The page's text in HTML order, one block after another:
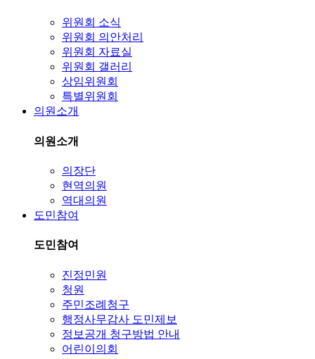
위원회 소식
위원회 의안처리
위원회 자료실
위원회 갤러리
상임위원회
특별위원회
의원소개
의원소개
의장단
현역의원
역대의원
도민참여
도민참여
진정민원
청원
주민조례청구
행정사무감사 도민제보
정보공개 청구방법 안내
어린이의회